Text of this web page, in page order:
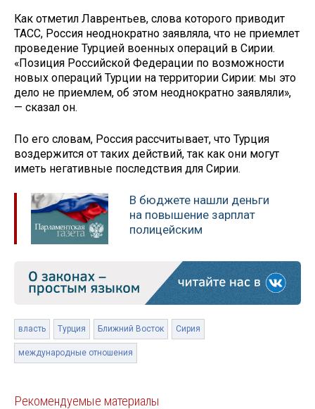
Как отметил Лаврентьев, слова которого приводит
ТАСС, Россия неоднократно заявляла, что не приемлет
проведение Турцией военных операций в Сирии.
«Позиция Российской Федерации по возможности
новых операций Турции на территории Сирии: мы это
дело не приемлем, об этом неоднократно заявляли»,
— сказал он.
По его словам, Россия рассчитывает, что Турция
воздержится от таких действий, так как они могут
иметь негативные последствия для Сирии.
В бюджете нашли деньги
на повышение зарплат
полицейским
власть Турция Ближний Восток Сирия
международные отношения
Рекомендуемые материалы